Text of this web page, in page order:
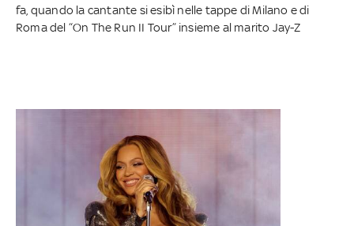
fa, quando la cantante si esibì nelle tappe di Milano e di
Roma del “On The Run II Tour” insieme al marito Jay-Z